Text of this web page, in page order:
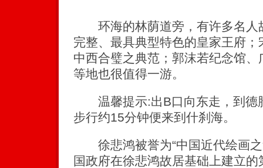
环海的林荫道旁，有许多名人
完整、最具典型特色的皇家王府
中西合璧之典范；郭沫若纪念馆
等地也很值得一游。
温馨提示:出B口向东走，到德
步行约15分钟便来到什刹海。
徐悲鸿被誉为“中国近代绘画之
国政府在徐悲鸿故居基础上建立